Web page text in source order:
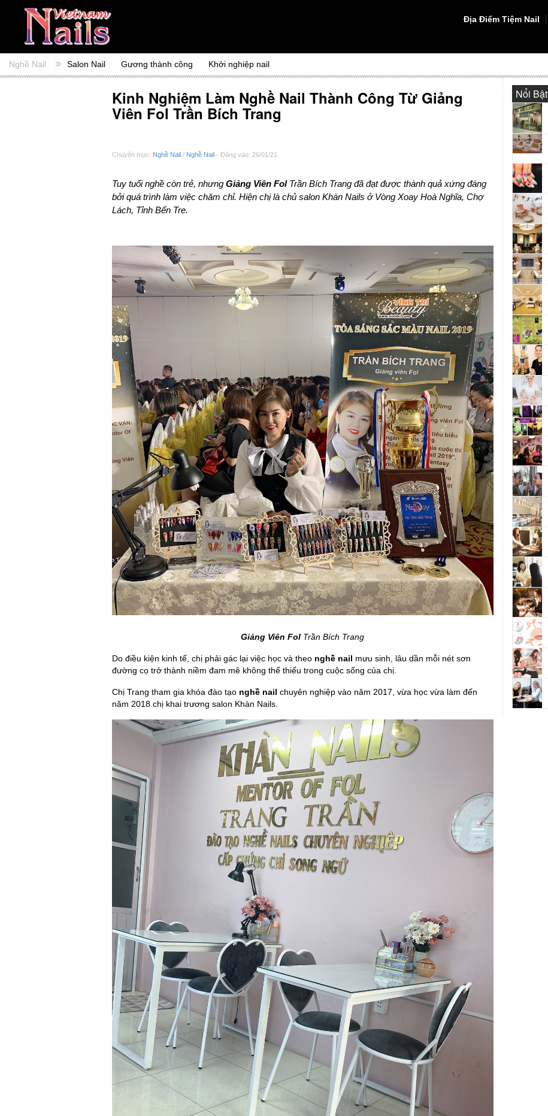
Địa Điểm Tiệm Nail
Nghề Nail Salon Nail Gương thành công Khởi nghiệp nail
Kinh Nghiệm Làm Nghề Nail Thành Công Từ Giảng
Viên Fol Trần Bích Trang
Chuyên mục: Nghề Nail / Nghề Nail - Đăng vào: 26/01/21
Tuy tuổi nghề còn trẻ, nhưng Giảng Viên FolTrần Bích Trang đã đạt được thành quả xứng đáng
bởi quá trình làm việc chăm chỉ. Hiện chị là chủ salon Khàn Nails ở Vòng Xoay Hoà Nghĩa, Chợ
Lách, Tỉnh Bến Tre.
Giảng Viên Fol Trần Bích Trang
Do điều kiện kinh tế, chị phải gác lại việc học và theo nghề nail mưu sinh, lâu dần mỗi nét sơn
đường cọ trở thành niềm đam mê không thể thiếu trong cuộc sống của chị.
Chị Trang tham gia khóa đào tạo nghề nail chuyên nghiệp vào năm 2017, vừa học vừa làm đến
năm 2018 chị khai trương salon Khàn Nails.
Nổi Bật